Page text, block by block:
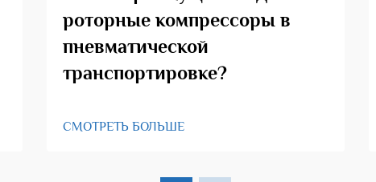
роторные компрессоры в
пневматической
транспортировке?
СМОТРЕТЬ БОЛЬШЕ